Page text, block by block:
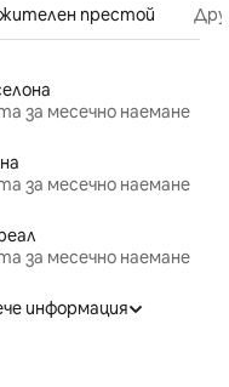
престой
за месечно наемане
за месечно наемане
за месечно наемане
информация